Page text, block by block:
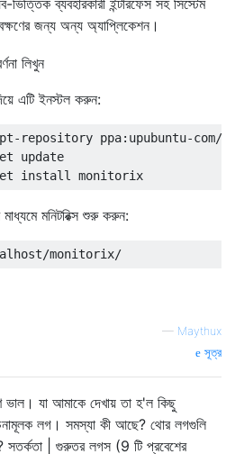
জন্য অন্য অ্যাপ্লিকেশন।
এটি ইনস্টল করুন:
repository ppa:upubuntu-com/
update
মনিটরিক্স শুরু করুন:
— Maythux
সূত্র
ভাল। যা আমাকে দেখায় তা হ'ল কিছু
লগ। সমস্যা কী আছে? থোর লগগুলি
সতর্কতা | গুরুতর লগস (9 টি প্রবেশের